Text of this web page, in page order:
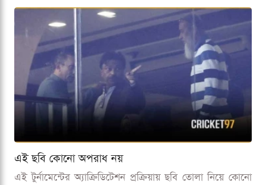
এই ছবি কোনো অপরাধ নয়
এই টুর্নামেন্টের অ্যাক্রিডিটেশন প্রক্রিয়ায় ছবি তোলা নিয়ে কোনো